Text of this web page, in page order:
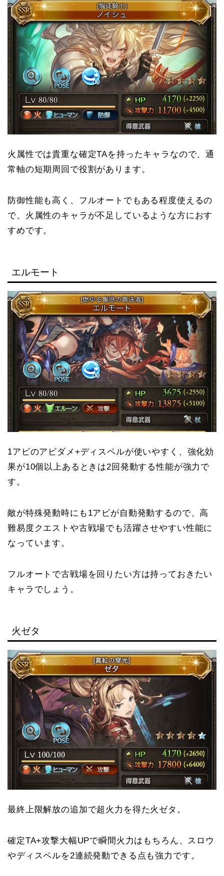
火属性では貴重な確定TAを持ったキャラなので、通
常軸の短期周回で役割があります。
防御性能も高く、フルオートでもある程度使えるの
で、火属性のキャラが不足しているような方におす
すめです。
エルモート
1アビのアビダメ+ディスペルが使いやすく、強化効
果が10個以上あるときは2回発動する性能が強力で
す。
敵が特殊発動時にも1アビが自動発動するので、高
難易度クエストや古戦場でも活躍させやすい性能に
なっています。
フルオートで古戦場を回りたい方は持っておきたい
キャラでしょう。
火ゼタ
最終上限解放の追加で超火力を得た火ゼタ。
確定TA+攻撃大幅UPで瞬間火力はもちろん、スロウ
やディスペルを2連続発動できる点も強力です。